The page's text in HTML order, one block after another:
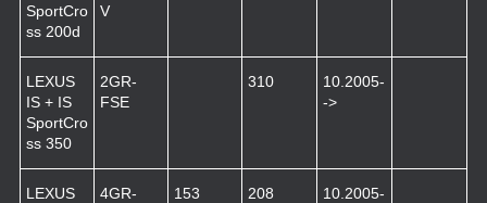
SportCro
ss 200d
V
LEXUS
IS + IS
SportCro
ss 350
2GR-
FSE
310
10.2005-
->
LEXUS
4GR-
153 208
10.2005-